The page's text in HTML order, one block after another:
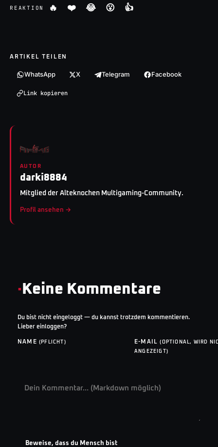
REAKTION 🔥 ❤️ 😂 😮 👍
ARTIKEL TEILEN
WhatsApp X Telegram Facebook
Link kopieren
AUTOR
darki8884
Mitglied der Alteknochen Multigaming-Community.
Profil ansehen →
· Keine Kommentare
Du bist nicht eingeloggt — du kannst trotzdem kommentieren.
Lieber einloggen?
NAME (PFLICHT) E-MAIL(OPTIONAL, WIRD
ANGEZEIGT)
Beweise, dass du Mensch bist